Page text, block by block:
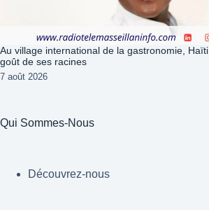
Au village international de la gastronomie,
goût de ses racines
7 août 2026
Qui Sommes-Nous
Découvrez-nous